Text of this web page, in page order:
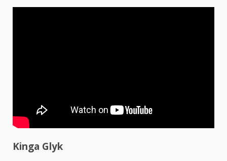
Kinga Glyk